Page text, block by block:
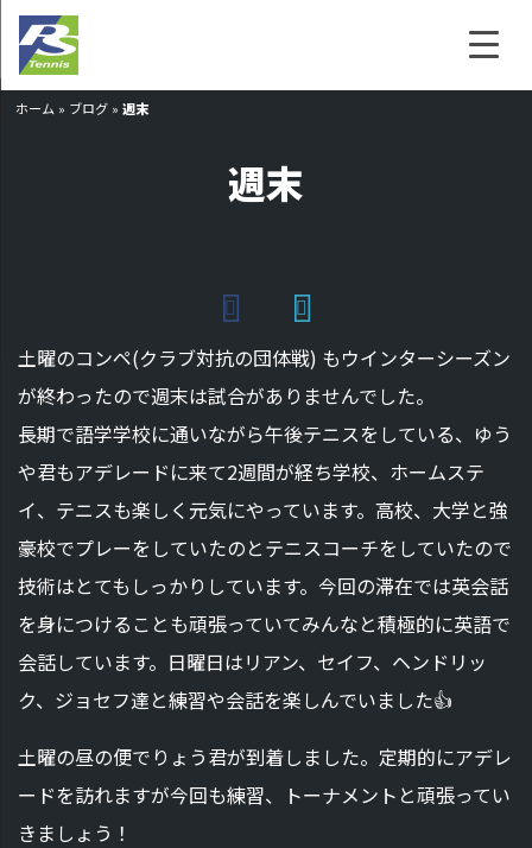
ホーム » ブログ »週末
週末
土曜のコンペ(クラブ対抗の団体戦) もウインターシーズン
が終わったので週末は試合がありませんでした。
長期で語学学校に通いながら午後テニスをしている、ゆう
や君もアデレードに来て2週間が経ち学校、ホームステ
イ、テニスも楽しく元気にやっています。高校、大学と強
豪校でプレーをしていたのとテニスコーチをしていたので
技術はとてもしっかりしています。今回の滞在では英会話
を身につけることも頑張っていてみんなと積極的に英語で
会話しています。日曜日はリアン、セイフ、ヘンドリッ
ク、ジョセフ達と練習や会話を楽しんでいました👍
土曜の昼の便でりょう君が到着しました。定期的にアデレ
ードを訪れますが今回も練習、トーナメントと頑張ってい
きましょう！